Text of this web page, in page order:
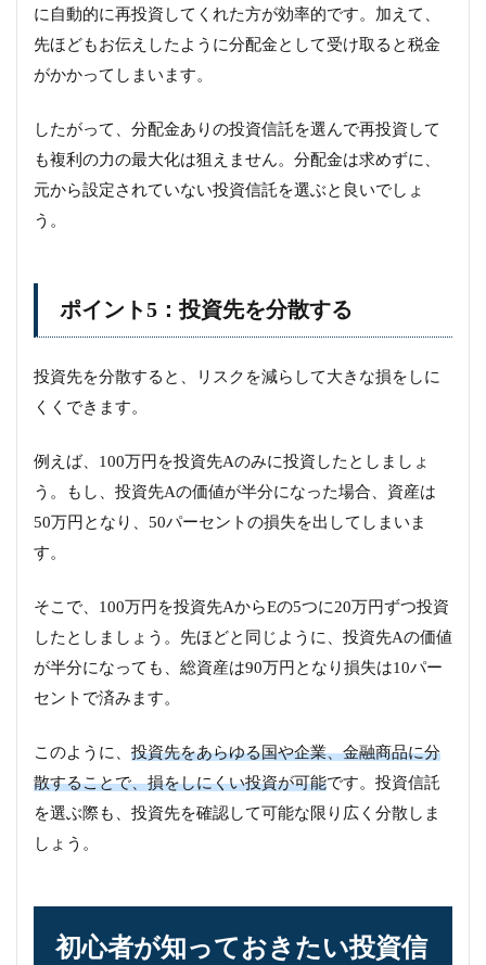
に自動的に再投資してくれた方が効率的です。加えて、
先ほどもお伝えしたように分配金として受け取ると税金
がかかってしまいます。
したがって、分配金ありの投資信託を選んで再投資して
も複利の力の最大化は狙えません。分配金は求めずに、
元から設定されていない投資信託を選ぶと良いでしょ
う。
ポイント5：投資先を分散する
投資先を分散すると、リスクを減らして大きな損をしに
くくできます。
例えば、100万円を投資先Aのみに投資したとしましょ
う。もし、投資先Aの価値が半分になった場合、資産は
50万円となり、50パーセントの損失を出してしまいま
す。
そこで、100万円を投資先AからEの5つに20万円ずつ投資
したとしましょう。先ほどと同じように、投資先Aの価値
が半分になっても、総資産は90万円となり損失は10パー
セントで済みます。
このように、 投資先をあらゆる国や企業、金融商品に分
散することで、損をしにくい投資が可能です。投資信託
を選ぶ際も、投資先を確認して可能な限り広く分散しま
しょう。
初心者が知っておきたい投資信